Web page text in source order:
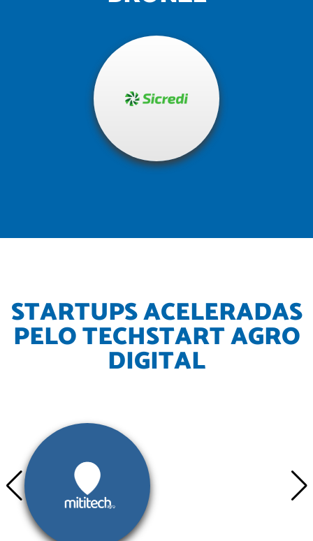
STARTUPS ACELERADAS
PELO TECHSTART AGRO
DIGITAL